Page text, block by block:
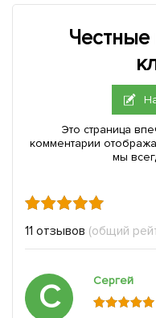
Это страница
комментарии
мы
11 отзывов (общий
С Сергей